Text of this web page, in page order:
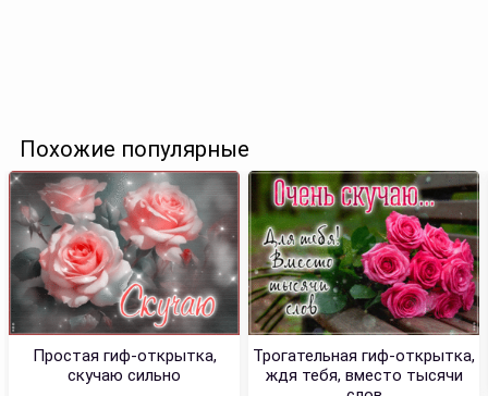
Похожие популярные
Простая гиф-открытка,
скучаю сильно
Трогательная гиф-открытка,
ждя тебя, вместо тысячи